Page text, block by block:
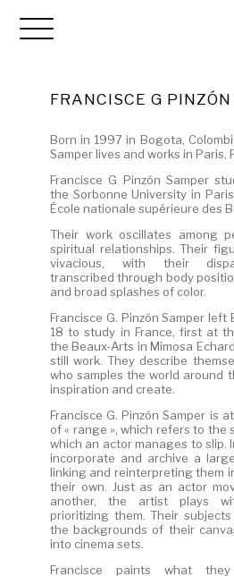
FRANCISCE G
Born in 1997 in Bogota,
Samper lives and works in Paris,
Francisce G Pinzón Samper
the Sorbonne University in
École nationale supérieure des
Their work oscillates among
spiritual relationships. Their
vivacious, with their
transcribed through body
and broad splashes of color.
Francisce G. Pinzón Samper
18 to study in France, first at
the Beaux-Arts in Mimosa
still work. They describe
who samples the world around
inspiration and create.
Francisce G. Pinzón Samper is
of « range », which refers to the
which an actor manages to slip.
incorporate and archive a
linking and reinterpreting them
their own. Just as an actor
another, the artist plays
prioritizing them. Their
the backgrounds of their
into cinema sets.
Francisce paints what